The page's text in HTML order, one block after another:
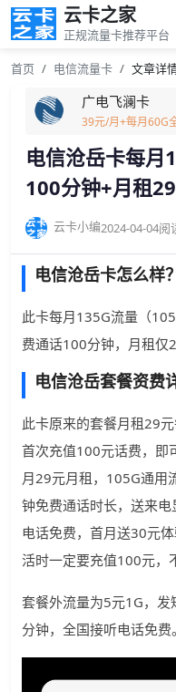
云卡之家
正规流量卡推荐平台
首页 电信流量卡 文章详
广电飞澜卡
39元/月+每月60G
电信沧岳卡每月
100分钟+月租
云卡小编2024-04-04阅
电信沧岳卡怎么样？
此卡每月135G流量（
费通话100分钟，月租仅
电信沧岳套餐资费
此卡原来的套餐月租29
首次充值100元话费，即
月29元月租，105G通用
钟免费通话时长，送来
电话免费，首月送30元
活时一定要充值100元，
套餐外流量为5元1G，
分钟，全国接听电话免费。